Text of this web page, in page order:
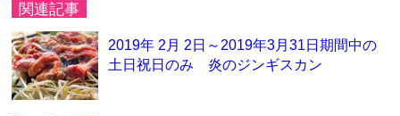
関連記事
2019年 2月 2日～2019年3月31日期間中の
土日祝日のみ 炎のジンギスカン